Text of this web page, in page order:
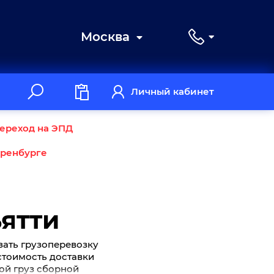
Москва
Личный кабинет
на ЭПД
грузоперевозку
доставки
груз сборной